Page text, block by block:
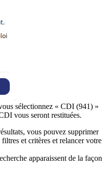
sélectionnez « CDI (941) »
vous seront restituées.
vous pouvez supprimer
et critères et relancer votre
apparaissent de la façon